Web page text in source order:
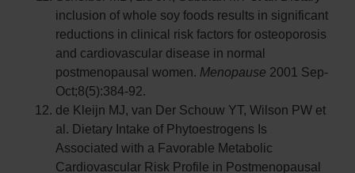
inclusion of whole soy foods results in significant
reductions in clinical risk factors for osteoporosis
and cardiovascular disease in normal
postmenopausal women. Menopause 2001 Sep-
Oct;8(5):384-92.
de Kleijn MJ, van Der Schouw YT, Wilson PW et
al. Dietary Intake of Phytoestrogens Is
Associated with a Favorable Metabolic
Cardiovascular Risk Profile in Postmenopausal